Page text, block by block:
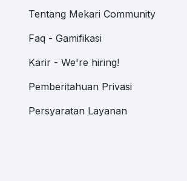
Tentang Mekari Community
Faq - Gamifikasi
Karir - We're hiring!
Pemberitahuan Privasi
Persyaratan Layanan